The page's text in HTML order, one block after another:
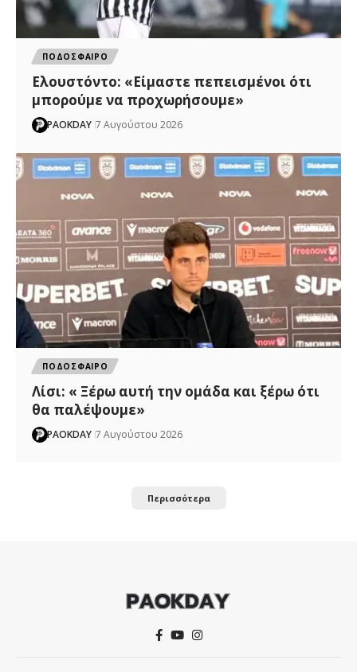
ΠΟΔΟΣΦΑΙΡΟ
Ελουστόντο: «Είμαστε πεπεισμένοι ότι
μπορούμε να προχωρήσουμε»
PAOKDAY 7 Αυγούστου 2026
ΠΟΔΟΣΦΑΙΡΟ
Λίσι: « Ξέρω αυτή την ομάδα και ξέρω ότι
θα παλέψουμε»
PAOKDAY 7 Αυγούστου 2026
Περισσότερα